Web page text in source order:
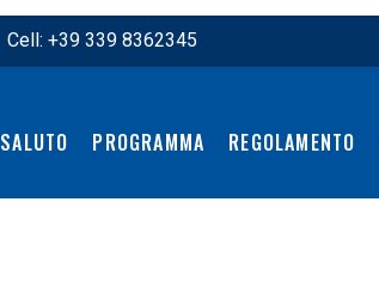
Cell: +39 339 8362345
SALUTO PROGRAMMA REGOLAMENTO